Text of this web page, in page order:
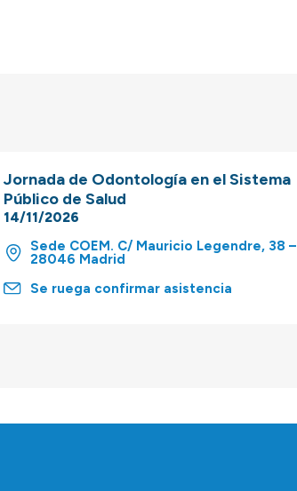
Jornada de Odontología en el Sistema
Público de Salud
14/11/2026
Sede COEM. C/ Mauricio Legendre, 38 –
28046 Madrid
Se ruega confirmar asistencia